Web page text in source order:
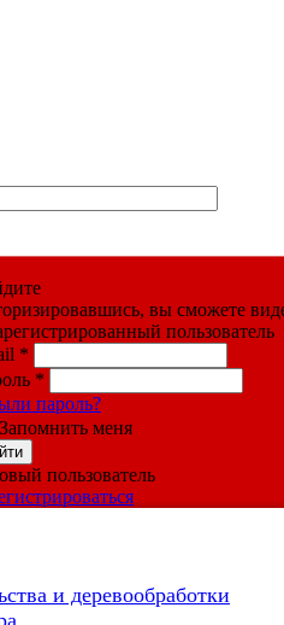
вы сможете
пользователь
*
*
пароль?
Запомнить меня
пользователь
и деревообработки